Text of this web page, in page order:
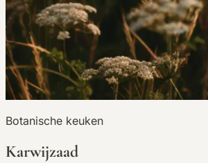
Botanische keuken
Karwijzaad